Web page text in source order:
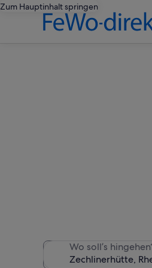
Zum Hauptinhalt springen
Wo soll’s